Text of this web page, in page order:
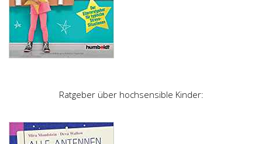
Ratgeber über hochsensible Kinder: